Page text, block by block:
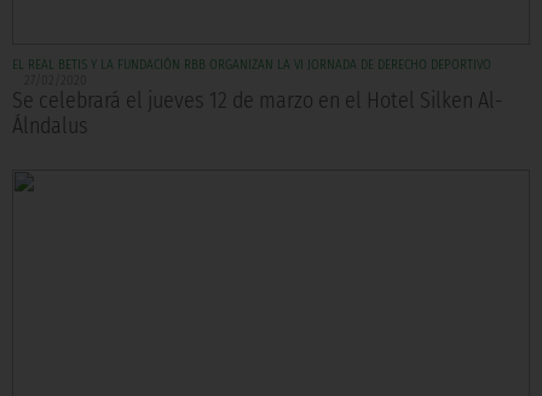
EL REAL BETIS Y LA FUNDACIÓN RBB ORGANIZAN LA VI JORNADA DE DERECHO DEPORTIVO
Se celebrará el jueves 12 de marzo en el Hotel Silken Al-
Álndalus